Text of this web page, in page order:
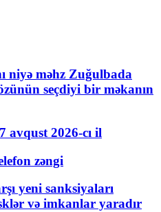
niyə məhz Zuğulbada
seçdiyi bir məkanın
avqust 2026-cı il
zəngi
yeni sanksiyaları
və imkanlar yaradır